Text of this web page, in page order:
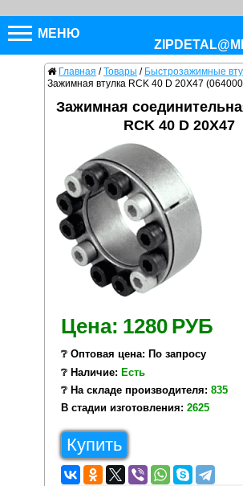
МЕНЮ
Главная / Товары / Быстрозажимные
Зажимная втулка RCK 40 D 20X47
Зажимная
RCK 40 D 20X47
Цена: 1280 РУБ
❔ Оптовая цена: По запросу
❔ Наличие: Есть
❔ На складе производителя: 835
В стадии изготовления: 2625
Купить